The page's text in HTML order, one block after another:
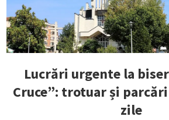
Lucrări urgente la
Cruce”: trotuar și
zile